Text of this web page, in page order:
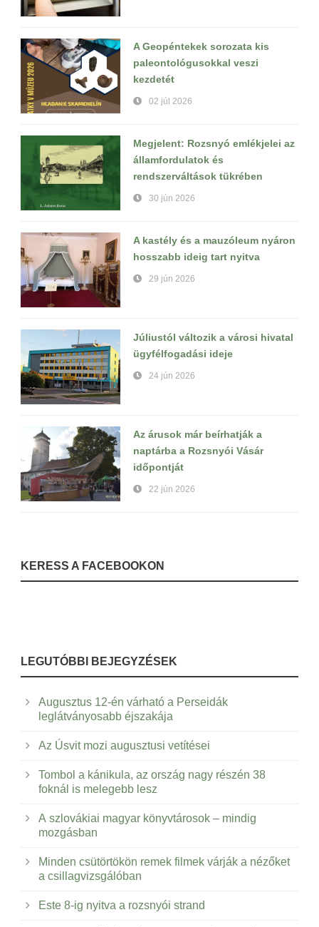
A Geopéntekek sorozata kis
paleontológusokkal veszi
kezdetét
02 júl 2026
Megjelent: Rozsnyó emlékjelei az
államfordulatok és
rendszerváltások tükrében
30 jún 2026
A kastély és a mauzóleum nyáron
hosszabb ideig tart nyitva
29 jún 2026
Júliustól változik a városi hivatal
ügyfélfogadási ideje
24 jún 2026
Az árusok már beírhatják a
naptárba a Rozsnyói Vásár
időpontját
22 jún 2026
KERESS A FACEBOOKON
LEGUTÓBBI BEJEGYZÉSEK
Augusztus 12-én várható a Perseidák
leglátványosabb éjszakája
Az Úsvit mozi augusztusi vetítései
Tombol a kánikula, az ország nagy részén 38
foknál is melegebb lesz
A szlovákiai magyar könyvtárosok – mindig
mozgásban
Minden csütörtökön remek filmek várják a nézőket
a csillagvizsgálóban
Este 8-ig nyitva a rozsnyói strand